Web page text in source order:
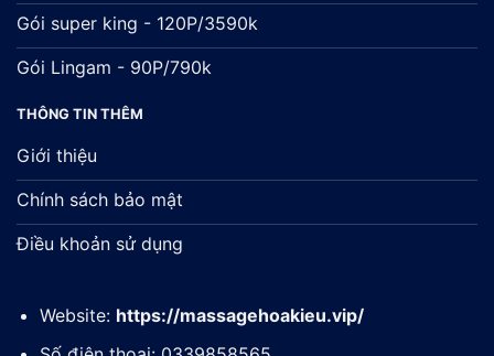
Gói super king - 120P/3590k
Gói Lingam - 90P/790k
THÔNG TIN THÊM
Giới thiệu
Chính sách bảo mật
Điều khoản sử dụng
Website: https://massagehoakieu.vip/